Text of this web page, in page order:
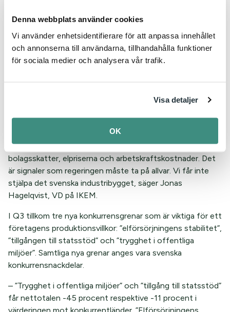
Denna webbplats använder cookies
Vi använder enhetsidentifierare för att anpassa innehållet
och annonserna till användarna, tillhandahålla funktioner
för sociala medier och analysera vår trafik.
Visa detaljer
OK
”Politisk stabilitet”. Det tydliga svenska övertaget inom
politisk stabilitet har dock försämrats avsevärt sedan
2019. Värderingen av konkurrensfördelen ”Rättssäkerhet”
har gått från ett ”nettoöverskott” till svensk fördel på 92
till 33 procent, och grenen ”Kompetent personal” från 66
– Svenska spjutspetsar i konkurrenshänseende lyser
alltmer med sin frånvaro och bland konkurrensnackdelarna
finns myndigheters regeltillämpning, tillståndsprocesser,
bolagsskatter, elpriserna och arbetskraftskostnader. Det
är signaler som regeringen måste ta på allvar. Vi får inte
stjälpa det svenska industribygget, säger Jonas
Hagelqvist, VD på IKEM.
I Q3 tillkom tre nya konkurrensgrenar som är viktiga för ett
företagens produktionsvillkor: ”elförsörjningens stabilitet”,
”tillgången till statsstöd” och ”trygghet i offentliga
miljöer”. Samtliga nya grenar anges vara svenska
konkurrensnackdelar.
– ”Trygghet i offentliga miljöer” och ”tillgång till statsstöd”
får nettotalen -45 procent respektive -11 procent i